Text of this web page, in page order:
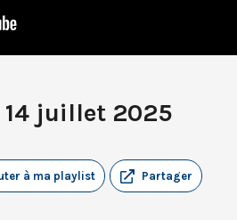
juillet 2025
Partager
à ma playlist